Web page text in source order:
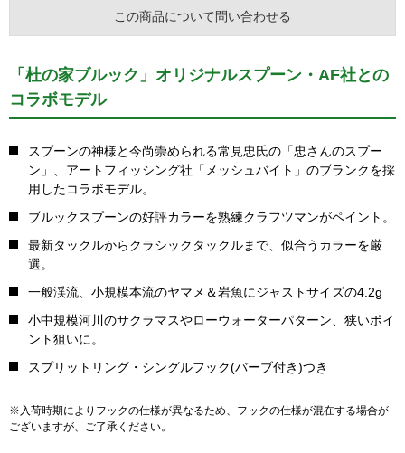
この商品について問い合わせる
「杜の家ブルック」オリジナルスプーン・AF社との
コラボモデル
スプーンの神様と今尚崇められる常見忠氏の「忠さんのスプー
ン」、アートフィッシング社「メッシュバイト」のブランクを採
用したコラボモデル。
ブルックスプーンの好評カラーを熟練クラフツマンがペイント。
最新タックルからクラシックタックルまで、似合うカラーを厳
選。
一般渓流、小規模本流のヤマメ＆岩魚にジャストサイズの4.2g
小中規模河川のサクラマスやローウォーターパターン、狭いポイ
ント狙いに。
スプリットリング・シングルフック(バーブ付き)つき
※入荷時期によりフックの仕様が異なるため、フックの仕様が混在する場合が
ございますが、ご了承ください。